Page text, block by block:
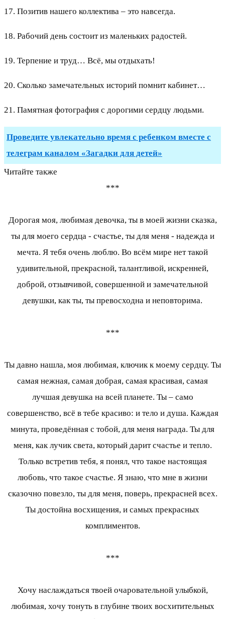
17. Позитив нашего коллектива – это навсегда.
18. Рабочий день состоит из маленьких радостей.
19. Терпение и труд… Всё, мы отдыхать!
20. Сколько замечательных историй помнит кабинет…
21. Памятная фотография с дорогими сердцу людьми.
Проведите увлекательно время с ребенком вместе с
телеграм каналом «Загадки для детей»
Читайте также
***
Дорогая моя, любимая девочка, ты в моей жизни сказка,
ты для моего сердца - счастье, ты для меня - надежда и
мечта. Я тебя очень люблю. Во всём мире нет такой
удивительной, прекрасной, талантливой, искренней,
доброй, отзывчивой, совершенной и замечательной
девушки, как ты, ты превосходна и неповторима.
***
Ты давно нашла, моя любимая, ключик к моему сердцу. Ты
самая нежная, самая добрая, самая красивая, самая
лучшая девушка на всей планете. Ты – само
совершенство, всё в тебе красиво: и тело и душа. Каждая
минута, проведённая с тобой, для меня награда. Ты для
меня, как лучик света, который дарит счастье и тепло.
Только встретив тебя, я понял, что такое настоящая
любовь, что такое счастье. Я знаю, что мне в жизни
сказочно повезло, ты для меня, поверь, прекрасней всех.
Ты достойна восхищения, и самых прекрасных
комплиментов.
***
Хочу наслаждаться твоей очаровательной улыбкой,
любимая, хочу тонуть в глубине твоих восхитительных